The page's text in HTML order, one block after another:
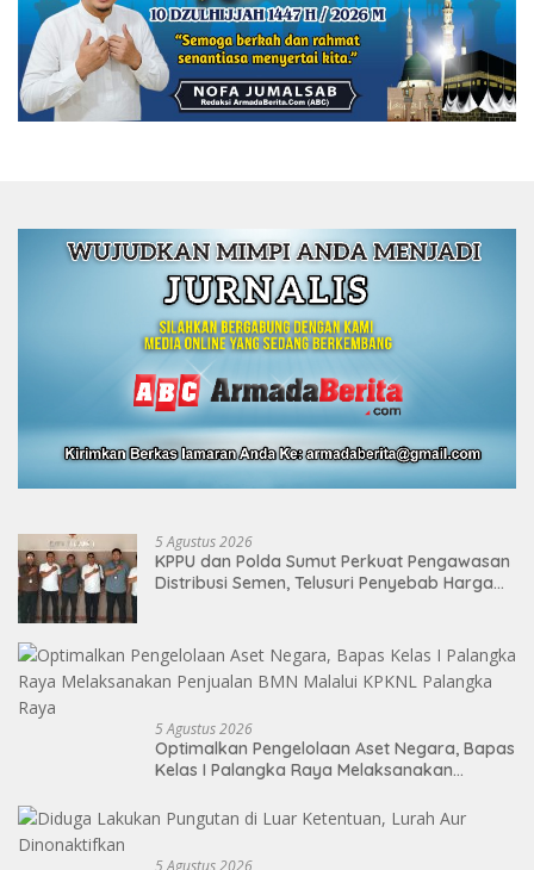
5 Agustus 2026
KPPU dan Polda Sumut Perkuat Pengawasan
Distribusi Semen, Telusuri Penyebab Harga
5 Agustus 2026
Optimalkan Pengelolaan Aset Negara, Bapas
Kelas I Palangka Raya Melaksanakan